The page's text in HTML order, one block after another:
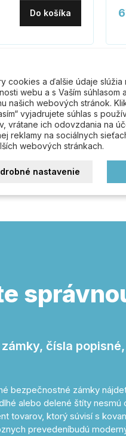
Do košíka
Buďte prvý kto
čísla
bezpečnostné zámky
alebo delené štíty nesmú
tovarov, ktorý súvisí s
prevedeníbudú
cookies a ďalšie údaje
webu a s Vaším súhlasom
našich webových stránok.
vyjadrujete súhlas s
vrátane ich odovzdania na
reklamy na sociálnych
webových stránkach.
nastavenie